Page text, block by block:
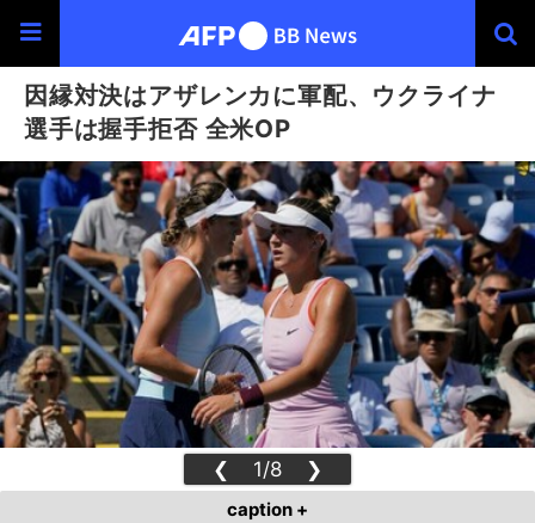
因縁対決はアザレンカに軍配、ウクライナ
選手は握手拒否 全米OP
❮ 1/8 ❯
caption +